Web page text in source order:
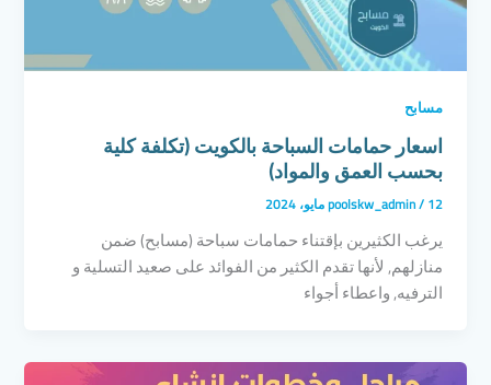
مسابح
اسعار حمامات السباحة بالكويت (تكلفة كلية
بحسب العمق والمواد)
poolskw_admin/12 مايو، 2024
يرغب الكثيرين بإقتناء حمامات سباحة (مسابح) ضمن
منازلهم, لأنها تقدم الكثير من الفوائد على صعيد التسلية و
الترفيه, واعطاء أجواء